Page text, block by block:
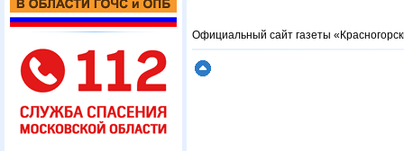
Официальный сайт газеты